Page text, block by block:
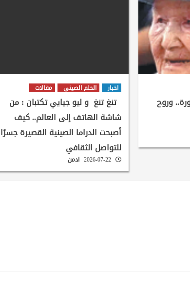
وروح
اخبار الحلم الصيني مقالات
تنغ تنغ و ليو جيايي تكتبان : من
شاشة الهاتف إلى العالم.. كيف
أصبحت الدراما الصينية القصيرة جسرًا
للتواصل الثقافي
2026-07-22 ادمن